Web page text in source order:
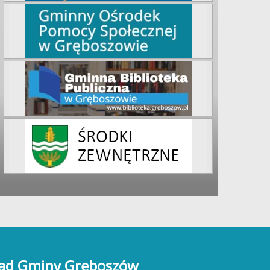
Gminy Gręboszów